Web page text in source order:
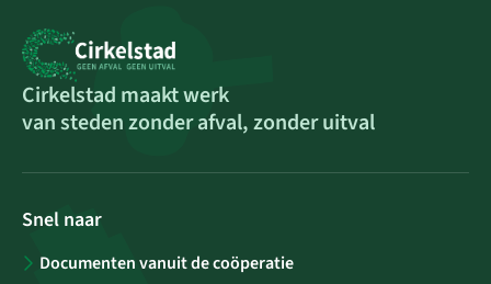
Cirkelstad maakt werk
van steden zonder afval, zonder uitval
Snel naar
Documenten vanuit de coöperatie